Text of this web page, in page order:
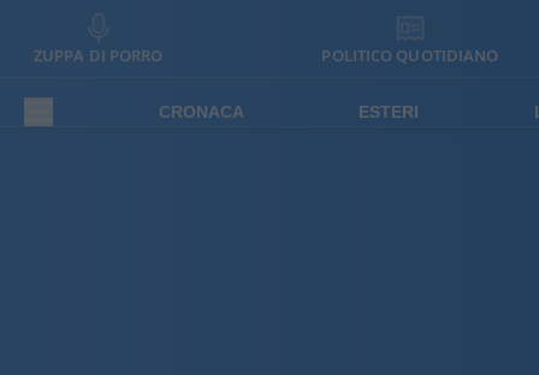
ZUPPA DI PORRO POLITICO QUOTIDIANO
CRONACA ESTERI